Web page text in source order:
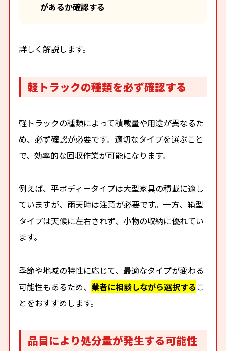
があるか確認する
詳しく解説します。
軽トラックの種類を必ず確認する
軽トラックの種類によって積載量や用途が異なるた
め、必ず確認が必要です。適切なタイプを選ぶこと
で、効率的な回収作業が可能になります。
例えば、平ボディータイプは大型家具の積載に適し
ていますが、雨天時は注意が必要です。一方、箱型
タイプは天候に左右されず、小物の収納に優れてい
ます。
季節や地域の特性に応じて、最適なタイプが変わる
可能性もあるため、 業者に相談しながら選択するこ
とをおすすめします。
品目により処分量が発生する可能性